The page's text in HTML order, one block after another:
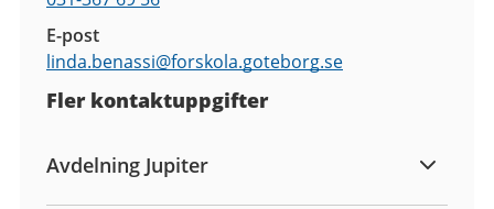
E-post
linda.benassi@forskola.goteborg.se
Fler kontaktuppgifter
Avdelning Jupiter